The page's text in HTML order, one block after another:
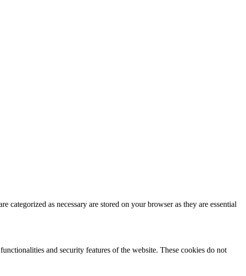
as necessary are stored on your browser as they are essential
and security features of the website. These cookies do not